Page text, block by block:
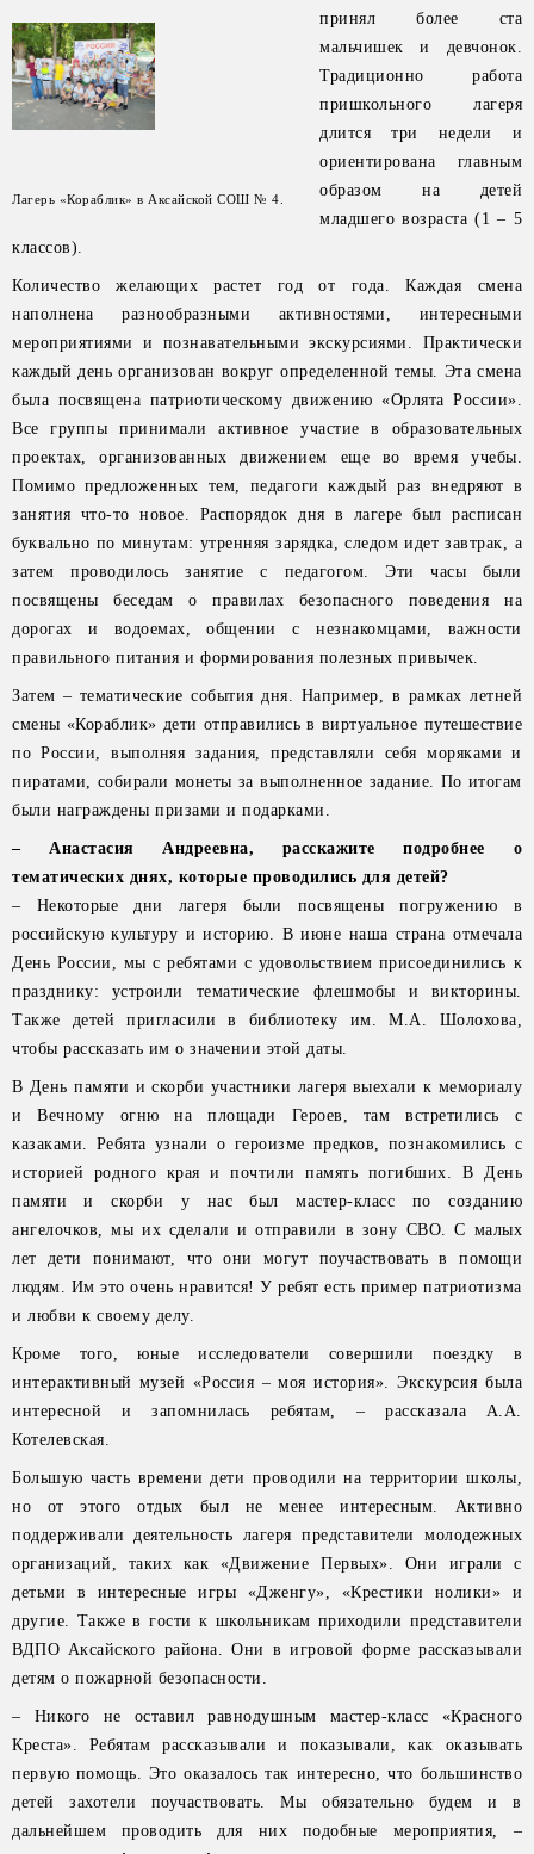
Лагерь «Кораблик» в Аксайской СОШ № 4.
принял более ста
мальчишек и девчонок.
Традиционно работа
пришкольного лагеря
длится три недели и
ориентирована главным
образом на детей
младшего возраста (1 – 5
классов).
Количество желающих растет год от года. Каждая смена
наполнена разнообразными активностями, интересными
мероприятиями и познавательными экскурсиями. Практически
каждый день организован вокруг определенной темы. Эта смена
была посвящена патриотическому движению «Орлята России».
Все группы принимали активное участие в образовательных
проектах, организованных движением еще во время учебы.
Помимо предложенных тем, педагоги каждый раз внедряют в
занятия что-то новое. Распорядок дня в лагере был расписан
буквально по минутам: утренняя зарядка, следом идет завтрак, а
затем проводилось занятие с педагогом. Эти часы были
посвящены беседам о правилах безопасного поведения на
дорогах и водоемах, общении с незнакомцами, важности
правильного питания и формирования полезных привычек.
Затем – тематические события дня. Например, в рамках летней
смены «Кораблик» дети отправились в виртуальное путешествие
по России, выполняя задания, представляли себя моряками и
пиратами, собирали монеты за выполненное задание. По итогам
были награждены призами и подарками.
– Анастасия Андреевна, расскажите подробнее о
тематических днях, которые проводились для детей?
– Некоторые дни лагеря были посвящены погружению в
российскую культуру и историю. В июне наша страна отмечала
День России, мы с ребятами с удовольствием присоединились к
празднику: устроили тематические флешмобы и викторины.
Также детей пригласили в библиотеку им. М.А. Шолохова,
чтобы рассказать им о значении этой даты.
В День памяти и скорби участники лагеря выехали к мемориалу
и Вечному огню на площади Героев, там встретились с
казаками. Ребята узнали о героизме предков, познакомились с
историей родного края и почтили память погибших. В День
памяти и скорби у нас был мастер-класс по созданию
ангелочков, мы их сделали и отправили в зону СВО. С малых
лет дети понимают, что они могут поучаствовать в помощи
людям. Им это очень нравится! У ребят есть пример патриотизма
и любви к своему делу.
Кроме того, юные исследователи совершили поездку в
интерактивный музей «Россия – моя история». Экскурсия была
интересной и запомнилась ребятам, – рассказала А.А.
Котелевская.
Большую часть времени дети проводили на территории школы,
но от этого отдых был не менее интересным. Активно
поддерживали деятельность лагеря представители молодежных
организаций, таких как «Движение Первых». Они играли с
детьми в интересные игры «Дженгу», «Крестики нолики» и
другие. Также в гости к школьникам приходили представители
ВДПО Аксайского района. Они в игровой форме рассказывали
детям о пожарной безопасности.
– Никого не оставил равнодушным мастер-класс «Красного
Креста». Ребятам рассказывали и показывали, как оказывать
первую помощь. Это оказалось так интересно, что большинство
детей захотели поучаствовать. Мы обязательно будем и в
дальнейшем проводить для них подобные мероприятия, –